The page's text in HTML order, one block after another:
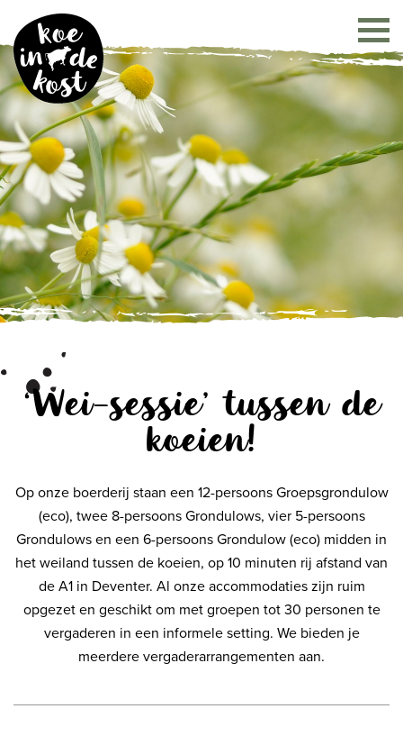
‘Wei-sessie’ tussen de
koeien!
Op onze boerderij staan een 12-persoons Groepsgrondulow
(eco), twee 8-persoons Grondulows, vier 5-persoons
Grondulows en een 6-persoons Grondulow (eco) midden in
het weiland tussen de koeien, op 10 minuten rij afstand van
de A1 in Deventer. Al onze accommodaties zijn ruim
opgezet en geschikt om met groepen tot 30 personen te
vergaderen in een informele setting. We bieden je
meerdere vergaderarrangementen aan.